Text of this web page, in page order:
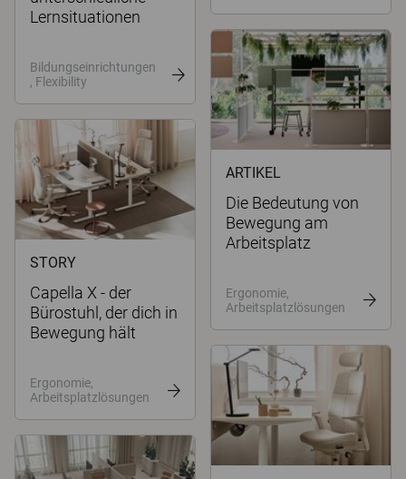
Lernsituationen
Bildungseinrichtungen
, Flexibility
ARTIKEL
Die Bedeutung von
Bewegung am
Arbeitsplatz
Ergonomie,
Arbeitsplatzlösungen
STORY
Capella X - der
Bürostuhl, der dich in
Bewegung hält
Ergonomie,
Arbeitsplatzlösungen